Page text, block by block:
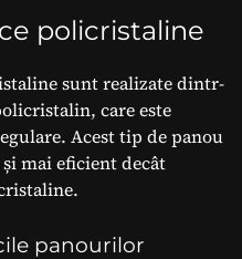
policristaline
sunt realizate dintr-
care este
Acest tip de panou
mai eficient decât
panourilor